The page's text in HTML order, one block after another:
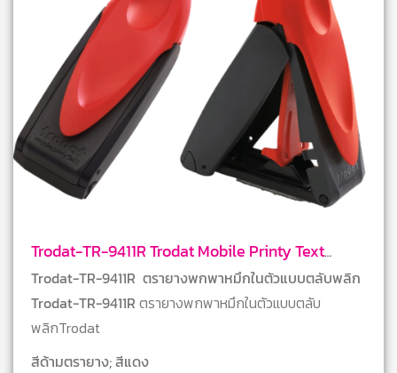
Trodat-TR-9411R Trodat Mobile Printy Text
Stamps
Trodat-TR-9411R ตรายางพกพาหมึกในตัวแบบตลับพลิก
Trodat-TR-9411R ตรายางพกพาหมึกในตัวแบบตลับ
พลิกTrodat
สีด้ามตรายาง; สีแดง